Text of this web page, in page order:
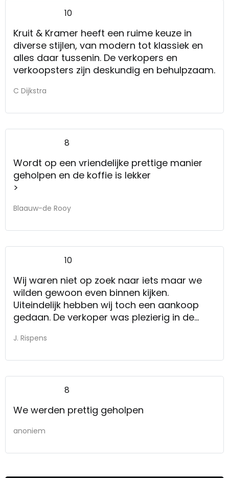
10
Kruit & Kramer heeft een ruime keuze in
diverse stijlen, van modern tot klassiek en
alles daar tussenin. De verkopers en
verkoopsters zijn deskundig en behulpzaam.
C Dijkstra
8
Wordt op een vriendelijke prettige manier
geholpen en de koffie is lekker
>
Blaauw-de Rooy
10
Wij waren niet op zoek naar iets maar we
wilden gewoon even binnen kijken.
Uiteindelijk hebben wij toch een aankoop
gedaan. De verkoper was plezierig in de
goed verlopen.
J. Rispens
8
We werden prettig geholpen
anoniem